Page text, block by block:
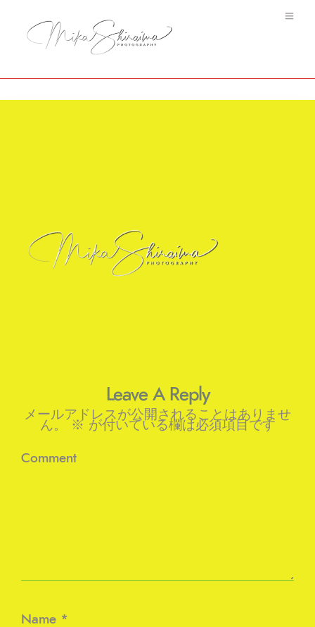
Leave A Reply
メールアドレスが公開されることはありませ
ん。 ※ が付いている欄は必須項目です
Comment
Name *